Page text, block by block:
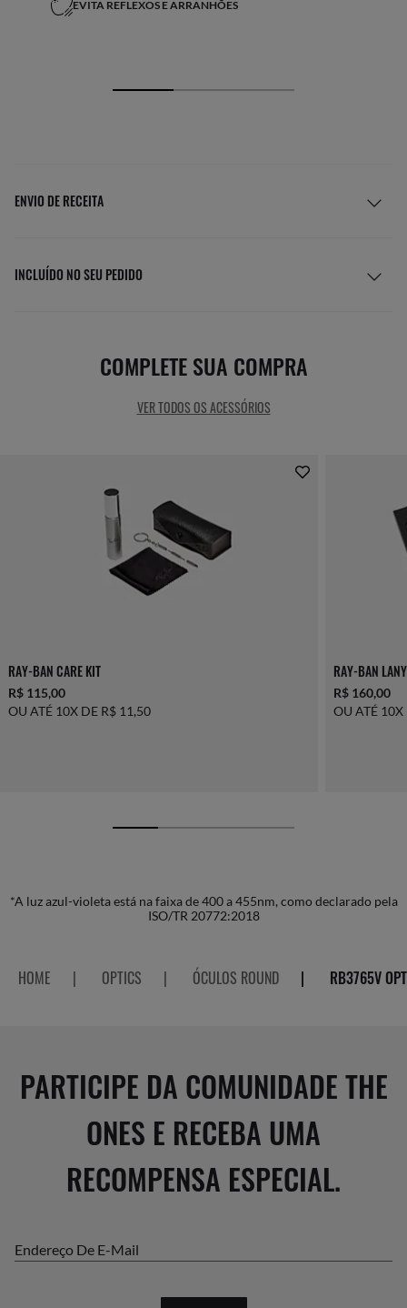
EVITA REFLEXOS E ARRANHÕES
ENVIO DE RECEITA
INCLUÍDO NO SEU PEDIDO
COMPLETE SUA COMPRA
VER TODOS OS ACESSÓRIOS
RAY-BAN CARE KIT
R$ 115,00
OU ATÉ 10X DE R$ 11,50
RAY-BAN
R$ 160,00
OU ATÉ
*A luz azul-violeta está na faixa de 400 a 455nm, como declarado pela
ISO/TR 20772:2018
HOME | OPTICS | ÓCULOS ROUND | RB3765V
PARTICIPE DA COMUNIDADE THE
ONES E RECEBA UMA
RECOMPENSA ESPECIAL.
Endereço De E-Mail